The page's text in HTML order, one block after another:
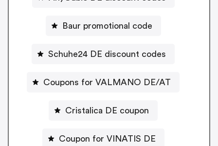
Baur promotional code
Schuhe24 DE discount codes
Coupons for VALMANO DE/AT
Cristalica DE coupon
Coupon for VINATIS DE